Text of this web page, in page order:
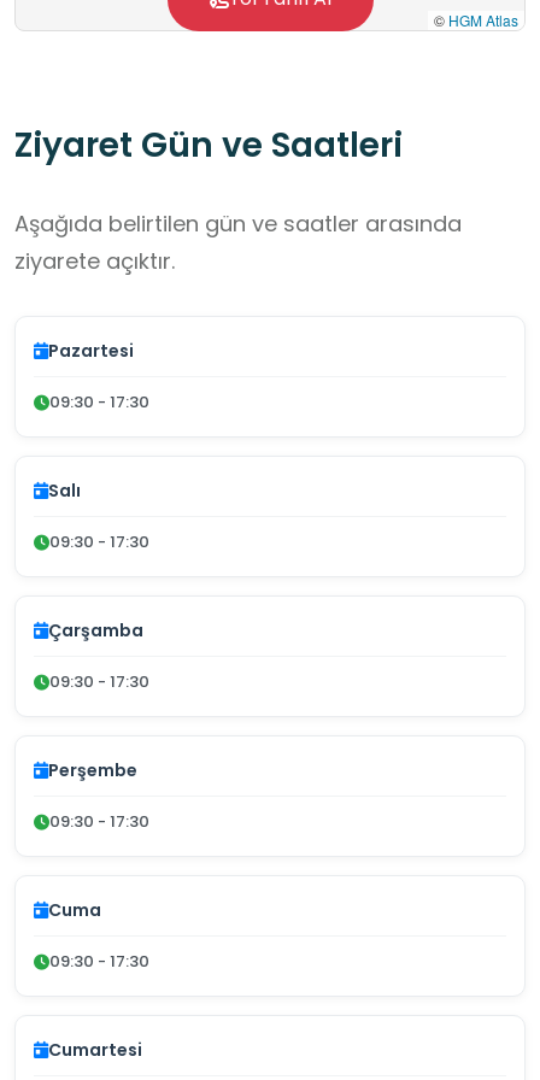
© HGM Atlas
Ziyaret Gün ve Saatleri
Aşağıda belirtilen gün ve saatler arasında
ziyarete açıktır.
Pazartesi
09:30 - 17:30
Salı
09:30 - 17:30
Çarşamba
09:30 - 17:30
Perşembe
09:30 - 17:30
Cuma
09:30 - 17:30
Cumartesi